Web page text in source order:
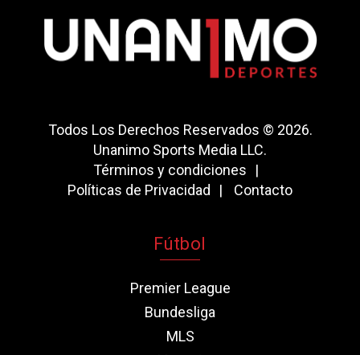
Todos Los Derechos Reservados © 2026.
Unanimo Sports Media LLC.
Términos y condiciones
Políticas de Privacidad
Contacto
Fútbol
Premier League
Bundesliga
MLS